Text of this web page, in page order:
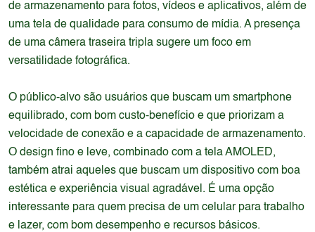
de armazenamento para fotos, vídeos e aplicativos, além de
uma tela de qualidade para consumo de mídia. A presença
de uma câmera traseira tripla sugere um foco em
versatilidade fotográfica.
O público-alvo são usuários que buscam um smartphone
equilibrado, com bom custo-benefício e que priorizam a
velocidade de conexão e a capacidade de armazenamento.
O design fino e leve, combinado com a tela AMOLED,
também atrai aqueles que buscam um dispositivo com boa
estética e experiência visual agradável. É uma opção
interessante para quem precisa de um celular para trabalho
e lazer, com bom desempenho e recursos básicos.